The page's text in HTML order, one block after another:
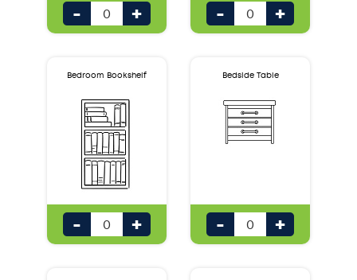
LAUNDRY
LOUNGE
OUTDOOR
PACKED ITEMS
SALLE À MANGER
SALON
- + - +
Bedroom Bookshelf
- +
Bedside Table
- +